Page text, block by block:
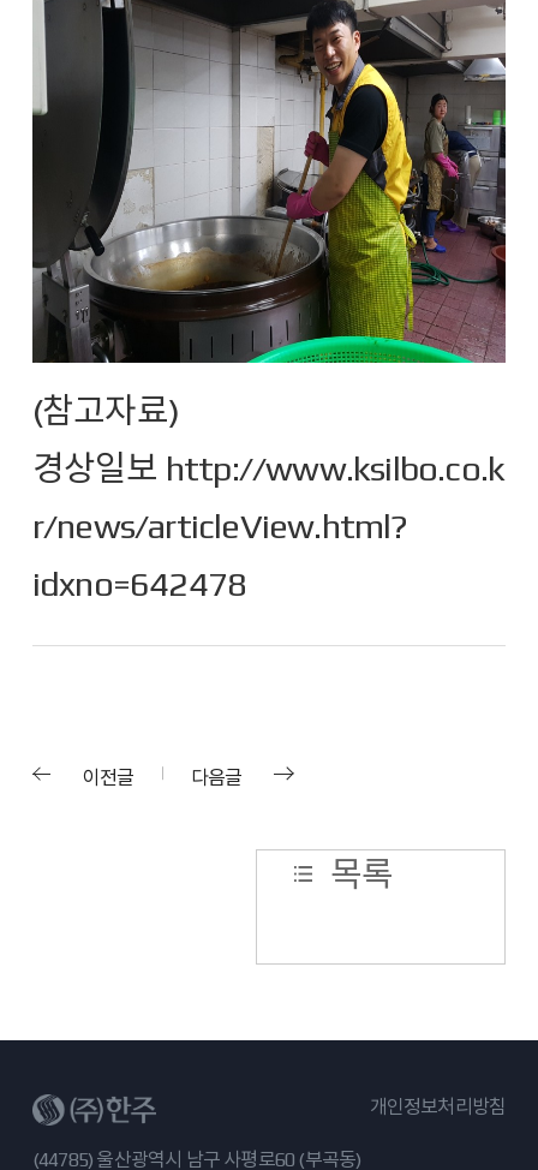
(참고자료)
경상일보 http://www.ksilbo.co.k
r/news/articleView.html?
idxno=642478
이전글 다음글
목록
(44785) 울산광역시 남구 사평로60 (부곡동)
개인정보처리방침